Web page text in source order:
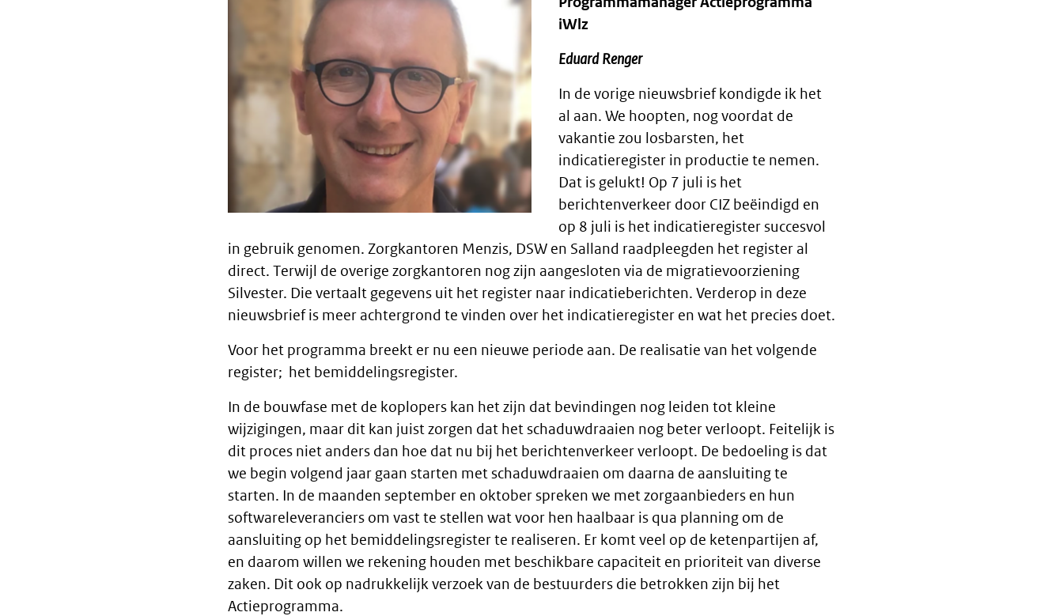
Body
text
iWlz
Eduard Renger
In de vorige nieuwsbrief kondigde ik het
al aan. We hoopten, nog voordat de
vakantie zou losbarsten, het
indicatieregister in productie te nemen.
Dat is gelukt! Op 7 juli is het
berichtenverkeer door CIZ beëindigd en
op 8 juli is het indicatieregister succesvol
in gebruik genomen. Zorgkantoren Menzis, DSW en Salland raadpleegden het register al
direct. Terwijl de overige zorgkantoren nog zijn aangesloten via de migratievoorziening
Silvester. Die vertaalt gegevens uit het register naar indicatieberichten. Verderop in deze
nieuwsbrief is meer achtergrond te vinden over het indicatieregister en wat het precies doet.
Voor het programma breekt er nu een nieuwe periode aan. De realisatie van het volgende
register; het bemiddelingsregister.
In de bouwfase met de koplopers kan het zijn dat bevindingen nog leiden tot kleine
wijzigingen, maar dit kan juist zorgen dat het schaduwdraaien nog beter verloopt. Feitelijk is
dit proces niet anders dan hoe dat nu bij het berichtenverkeer verloopt. De bedoeling is dat
we begin volgend jaar gaan starten met schaduwdraaien om daarna de aansluiting te
starten. In de maanden september en oktober spreken we met zorgaanbieders en hun
softwareleveranciers om vast te stellen wat voor hen haalbaar is qua planning om de
aansluiting op het bemiddelingsregister te realiseren. Er komt veel op de ketenpartijen af,
en daarom willen we rekening houden met beschikbare capaciteit en prioriteit van diverse
zaken. Dit ook op nadrukkelijk verzoek van de bestuurders die betrokken zijn bij het
Actieprogramma.